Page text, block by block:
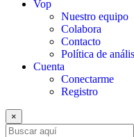
Vop
Nuestro equipo
Colabora
Contacto
Política de
Cuenta
Conectarme
Registro
×